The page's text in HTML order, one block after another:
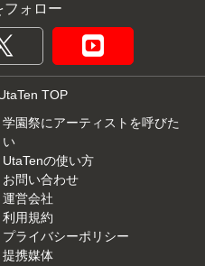
フォロー
TOP
学園祭にアーティストを呼びた
い
UtaTenの使い方
お問い合わせ
運営会社
利用規約
プライバシーポリシー
提携媒体